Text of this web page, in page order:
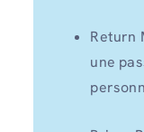
Return
une